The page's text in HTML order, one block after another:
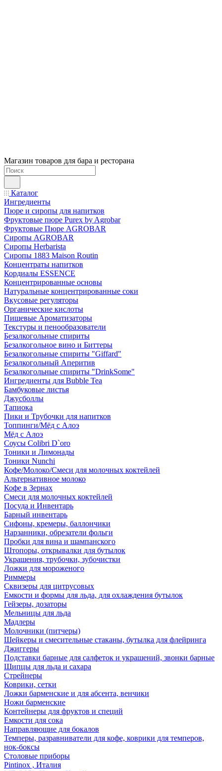
Магазин товаров для бара и ресторана
Каталог
Ингредиенты
Пюре и сиропы для напитков
Фруктовые пюре Purex by Agrobar
Фруктовые Пюре AGROBAR
Сиропы AGROBAR
Сиропы Herbarista
Сиропы 1883 Maison Routin
Концентраты напитков
Кордиалы ESSENCE
Концентрированные основы
Натуральные концентрированные соки
Вкусовые регуляторы
Органические кислоты
Пищевые Ароматизаторы
Текстуры и пенообразователи
Безалкогольные спириты
Безалкогольное вино и Биттеры
Безалкогольные спириты "Giffard"
Безалкогольный Аперитив
Безалкогольные спириты "DrinkSome"
Ингредиенты для Bubble Tea
Бамбуковые листья
Джусболлы
Тапиока
Пики и Трубочки для напитков
Топпинги/Мёд с Алоэ
Мёд с Алоэ
Соусы Colibri D`oro
Тоники и Лимонады
Тоники Nunchi
Кофе/Молоко/Смеси для молочных коктейлей
Альтернативное молоко
Кофе в Зернах
Смеси для молочных коктейлей
Посуда и Инвентарь
Барный инвентарь
Сифоны, кремеры, баллончики
Нарзанники, обрезатели фольги
Пробки для вина и шампанского
Штопоры, открывалки для бутылок
Украшения, трубочки, зубочистки
Ложки для мороженого
Риммеры
Сквизеры для цитрусовых
Емкости и формы для льда, для охлаждения бутылок
Гейзеры, дозаторы
Мельницы для льда
Мадлеры
Молочники (питчеры)
Шейкеры и смесительные стаканы, бутылка для флейринга
Джиггеры
Подставки барные для салфеток и украшений, звонки барные
Щипцы для льда и сахара
Стрейнеры
Коврики, сетки
Ложки барменские и для абсента, венчики
Ножи барменские
Контейнеры для фруктов и специй
Емкости для сока
Направляющие для бокалов
Темперы, разравниватели для кофе, коврики для темперов,
нок-боксы
Столовые приборы
Pintinox , Италия